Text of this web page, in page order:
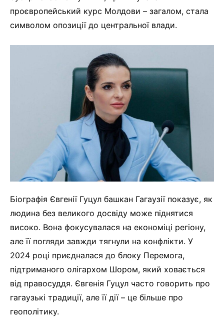
проєвропейський курс Молдови – загалом, стала
символом опозиції до центральної влади.
Біографія Євгенії Гуцул башкан Гагаузії показує, як
людина без великого досвіду може піднятися
високо. Вона фокусувалася на економіці регіону,
але її погляди завжди тягнули на конфлікти. У
2024 році приєдналася до блоку Перемога,
підтриманого олігархом Шором, який ховається
від правосуддя. Євгенія Гуцул часто говорить про
гагаузькі традиції, але її дії – це більше про
геополітику.